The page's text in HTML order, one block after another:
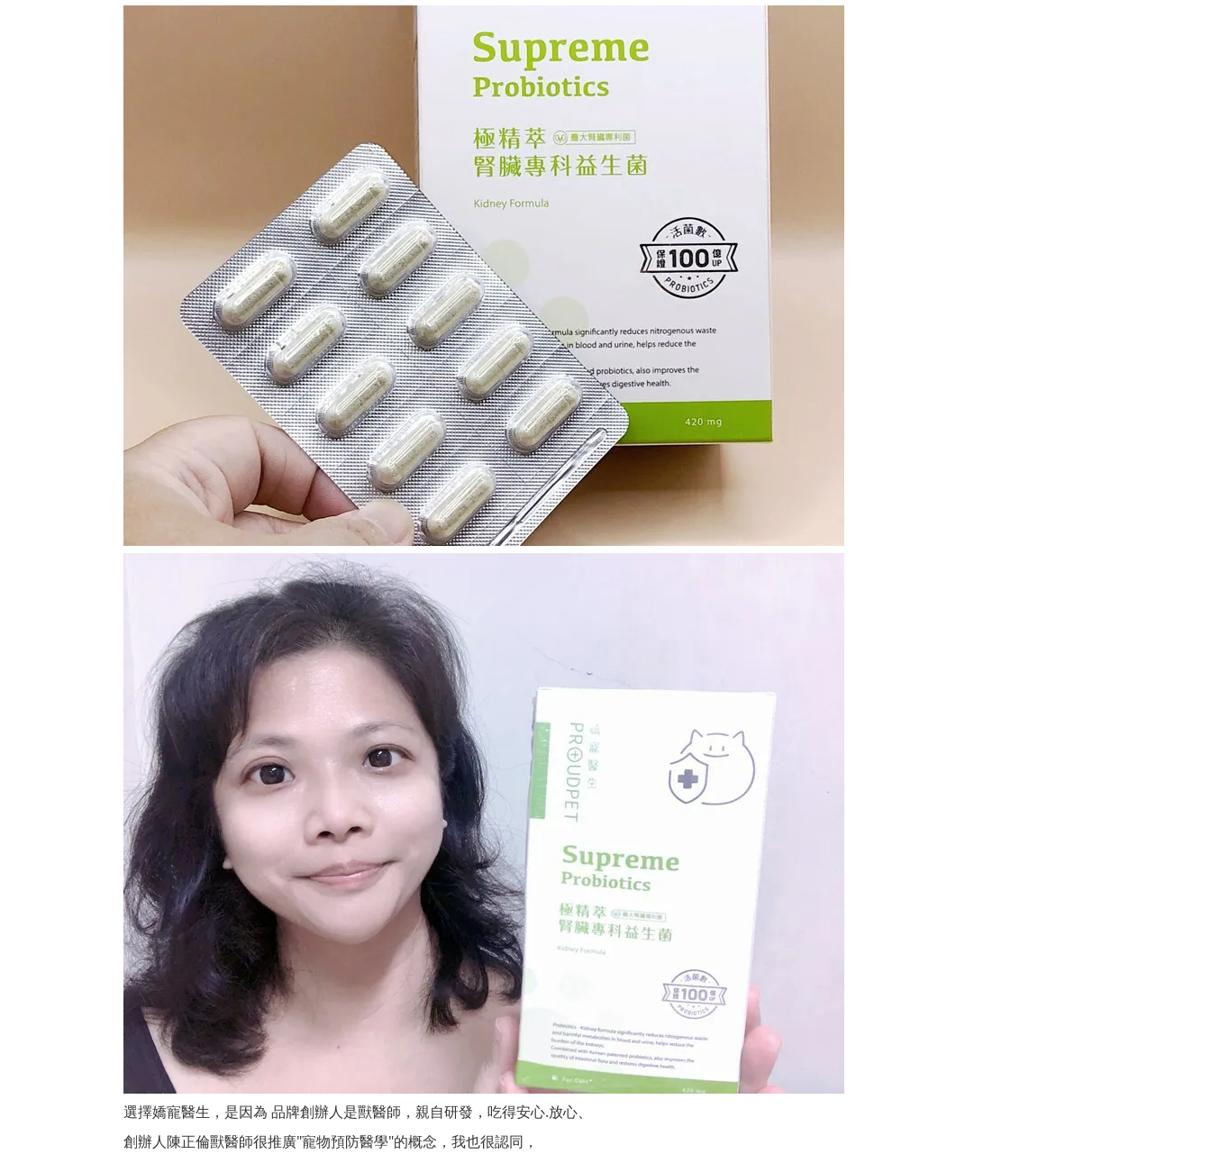
選擇嬌寵醫生，是因為 品牌創辦人是獸醫師，親自研發，吃得安心.放心、
創辦人陳正倫獸醫師很推廣"寵物預防醫學"的概念，我也很認同，